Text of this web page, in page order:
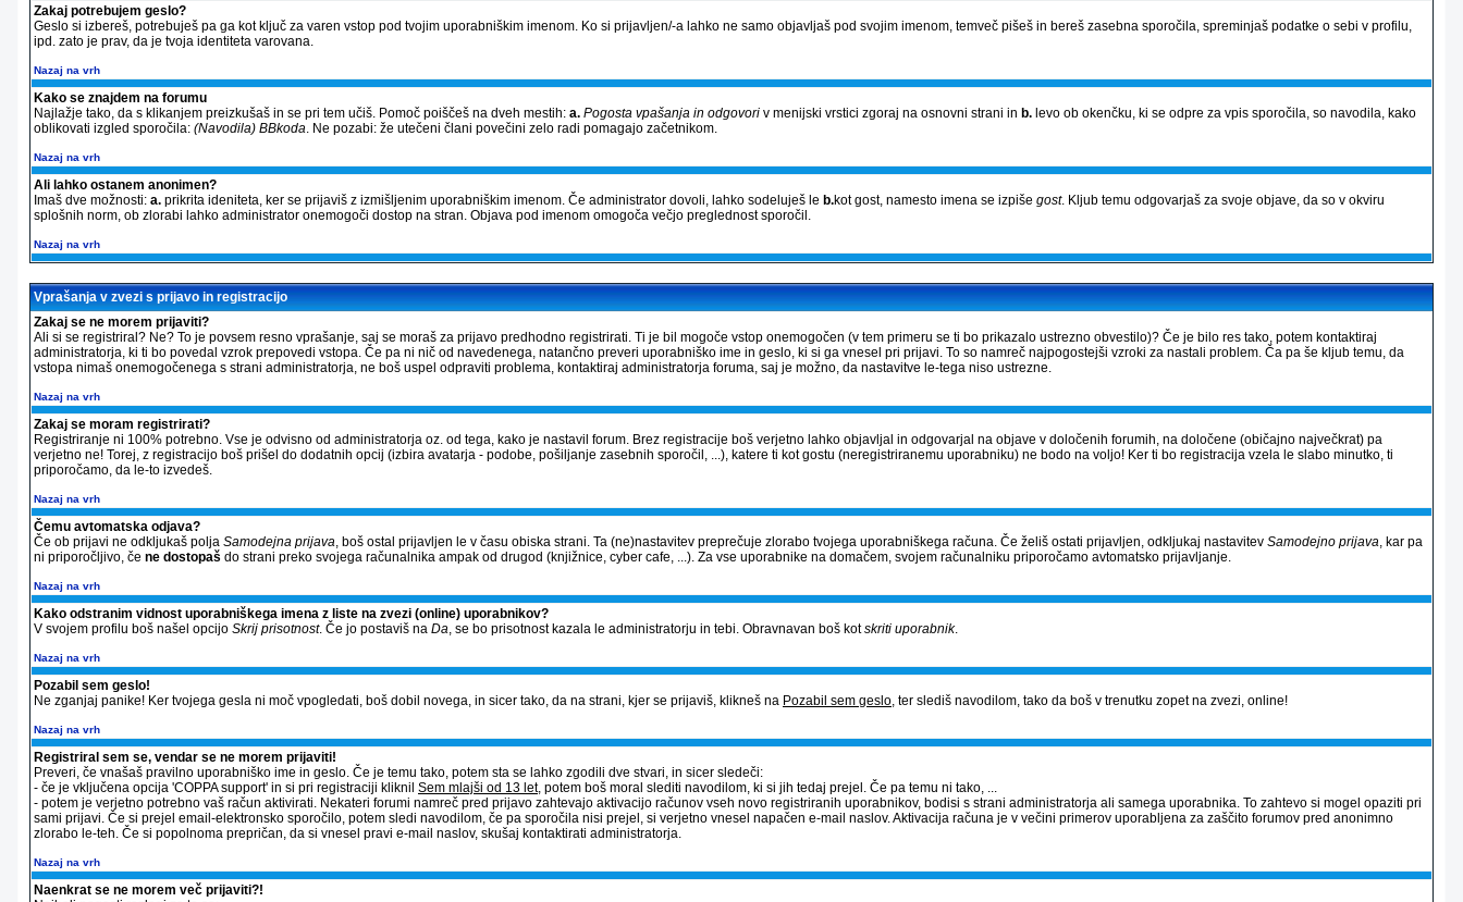
Zakaj potrebujem geslo?
Geslo si izbereš, potrebuješ pa ga kot ključ za varen vstop pod tvojim uporabniškim imenom. Ko si prijavljen/-a lahko ne samo objavljaš pod svojim imenom, temveč pišeš in bereš zasebna sporočila, spreminjaš podatke o sebi v profilu,
ipd. zato je prav, da je tvoja identiteta varovana.
Nazaj na vrh
Kako se znajdem na forumu
Najlažje tako, da s klikanjem preizkušaš in se pri tem učiš. Pomoč poiščeš na dveh mestih: a. Pogosta vpašanja in odgovori v menijski vrstici zgoraj na osnovni strani in b. levo ob okenčku, ki se odpre za vpis sporočila, so navodila, kako
oblikovati izgled sporočila: (Navodila) BBkoda. Ne pozabi: že utečeni člani povečini zelo radi pomagajo začetnikom.
Nazaj na vrh
Ali lahko ostanem anonimen?
Imaš dve možnosti: a. prikrita ideniteta, ker se prijaviš z izmišljenim uporabniškim imenom. Če administrator dovoli, lahko sodeluješ le b.kot gost, namesto imena se izpiše gost. Kljub temu odgovarjaš za svoje objave, da so v okviru
splošnih norm, ob zlorabi lahko administrator onemogoči dostop na stran. Objava pod imenom omogoča večjo preglednost sporočil.
Nazaj na vrh
Vprašanja v zvezi s prijavo in registracijo
Zakaj se ne morem prijaviti?
Ali si se registriral? Ne? To je povsem resno vprašanje, saj se moraš za prijavo predhodno registrirati. Ti je bil mogoče vstop onemogočen (v tem primeru se ti bo prikazalo ustrezno obvestilo)? Če je bilo res tako, potem kontaktiraj
administratorja, ki ti bo povedal vzrok prepovedi vstopa. Če pa ni nič od navedenega, natančno preveri uporabniško ime in geslo, ki si ga vnesel pri prijavi. To so namreč najpogostejši vzroki za nastali problem. Ča pa še kljub temu, da
vstopa nimaš onemogočenega s strani administratorja, ne boš uspel odpraviti problema, kontaktiraj administratorja foruma, saj je možno, da nastavitve le-tega niso ustrezne.
Nazaj na vrh
Zakaj se moram registrirati?
Registriranje ni 100% potrebno. Vse je odvisno od administratorja oz. od tega, kako je nastavil forum. Brez registracije boš verjetno lahko objavljal in odgovarjal na objave v določenih forumih, na določene (običajno največkrat) pa
verjetno ne! Torej, z registracijo boš prišel do dodatnih opcij (izbira avatarja - podobe, pošiljanje zasebnih sporočil, ...), katere ti kot gostu (neregistriranemu uporabniku) ne bodo na voljo! Ker ti bo registracija vzela le slabo minutko, ti
priporočamo, da le-to izvedeš.
Nazaj na vrh
Čemu avtomatska odjava?
Če ob prijavi ne odkljukaš polja Samodejna prijava, boš ostal prijavljen le v času obiska strani. Ta (ne)nastavitev preprečuje zlorabo tvojega uporabniškega računa. Če želiš ostati prijavljen, odkljukaj nastavitev Samodejno prijava, kar pa
ni priporočljivo, če ne dostopaš do strani preko svojega računalnika ampak od drugod (knjižnice, cyber cafe, ...). Za vse uporabnike na domačem, svojem računalniku priporočamo avtomatsko prijavljanje.
Nazaj na vrh
Kako odstranim vidnost uporabniškega imena z liste na zvezi (online) uporabnikov?
V svojem profilu boš našel opcijo Skrij prisotnost. Če jo postaviš na Da, se bo prisotnost kazala le administratorju in tebi. Obravnavan boš kotskriti uporabnik.
Nazaj na vrh
Pozabil sem geslo!
Ne zganjaj panike! Ker tvojega gesla ni moč vpogledati, boš dobil novega, in sicer tako, da na strani, kjer se prijaviš, klikneš na Pozabil sem geslo, ter slediš navodilom, tako da boš v trenutku zopet na zvezi, online!
Nazaj na vrh
Registriral sem se, vendar se ne morem prijaviti!
Preveri, če vnašaš pravilno uporabniško ime in geslo. Če je temu tako, potem sta se lahko zgodili dve stvari, in sicer sledeči:
- če je vključena opcija 'COPPA support' in si pri registraciji kliknil Sem mlajši od 13 let, potem boš moral slediti navodilom, ki si jih tedaj prejel. Če pa temu ni tako, ...
- potem je verjetno potrebno vaš račun aktivirati. Nekateri forumi namreč pred prijavo zahtevajo aktivacijo računov vseh novo registriranih uporabnikov, bodisi s strani administratorja ali samega uporabnika. To zahtevo si mogel opaziti pri
sami prijavi. Če si prejel email-elektronsko sporočilo, potem sledi navodilom, če pa sporočila nisi prejel, si verjetno vnesel napačen e-mail naslov. Aktivacija računa je v večini primerov uporabljena za zaščito forumov pred anonimno
zlorabo le-teh. Če si popolnoma prepričan, da si vnesel pravi e-mail naslov, skušaj kontaktirati administratorja.
Nazaj na vrh
Naenkrat se ne morem več prijaviti?!